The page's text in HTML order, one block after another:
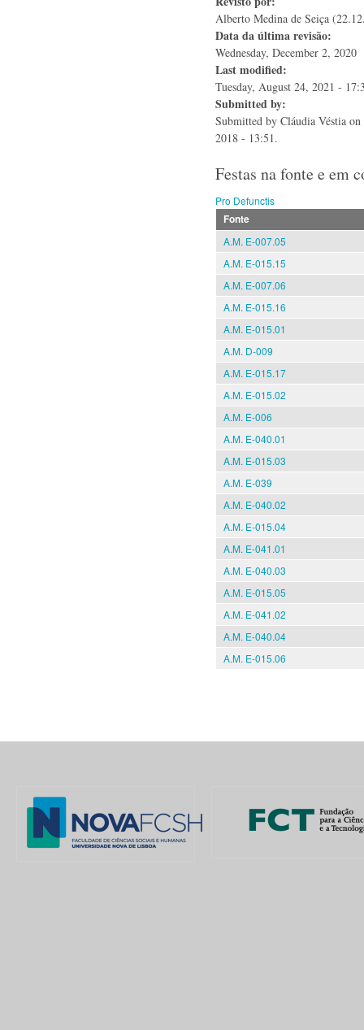
Alberto Medina de Seiça
Data da última revisão:
Wednesday, December 2, 2020
Last modified:
Tuesday, August 24, 2021 -
Submitted by:
Submitted by Cláudia Véstia on
2018 - 13:51.
Festas na fonte e em
Pro Defunctis
Fonte
A.M. E-007.05
A.M. E-015.15
A.M. E-007.06
A.M. E-015.16
A.M. E-015.01
A.M. D-009
A.M. E-015.17
A.M. E-015.02
A.M. E-006
A.M. E-040.01
A.M. E-015.03
A.M. E-039
A.M. E-040.02
A.M. E-015.04
A.M. E-041.01
A.M. E-040.03
A.M. E-015.05
A.M. E-041.02
A.M. E-040.04
A.M. E-015.06